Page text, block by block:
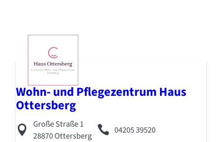
Wohn- und Pflegezentrum Haus
Ottersberg
Große Straße 1
28870 Ottersberg
04205 39520